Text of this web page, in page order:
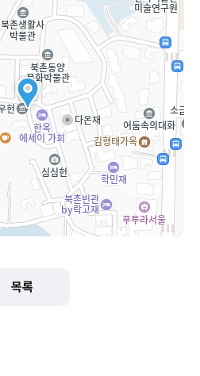
목록